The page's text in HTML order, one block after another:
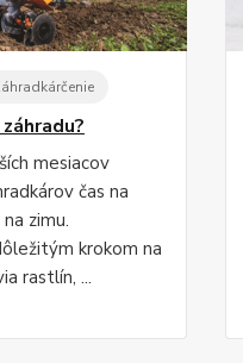
mesiacov
čas na
zimu.
krokom na
rastlín, ...